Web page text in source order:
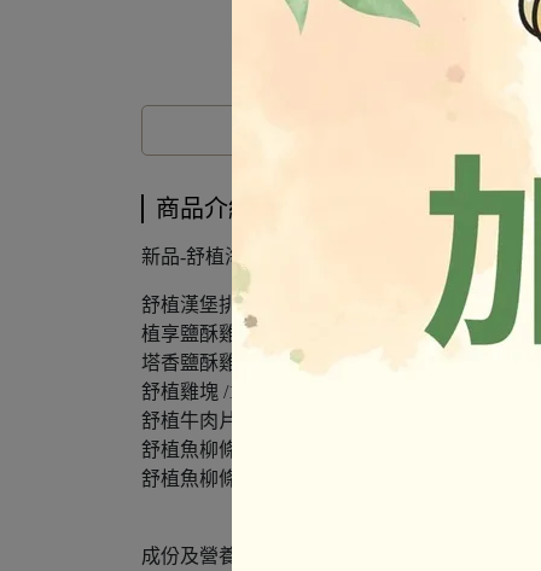
商品介紹
新品-舒植海鮮排 /700g (10片裝) 厚片(酥脆好
舒植漢堡排 /6片678g (也可當純素牛排)
植享鹽酥雞 /1000g
塔香鹽酥雞 /200g
舒植雞塊 /1000g
舒植牛肉片 /1000g
舒植魚柳條 /1200g 自包裝
舒植魚柳條 /3000g 營業用
成份及營養標示如圖所示，若與圖片有差異時